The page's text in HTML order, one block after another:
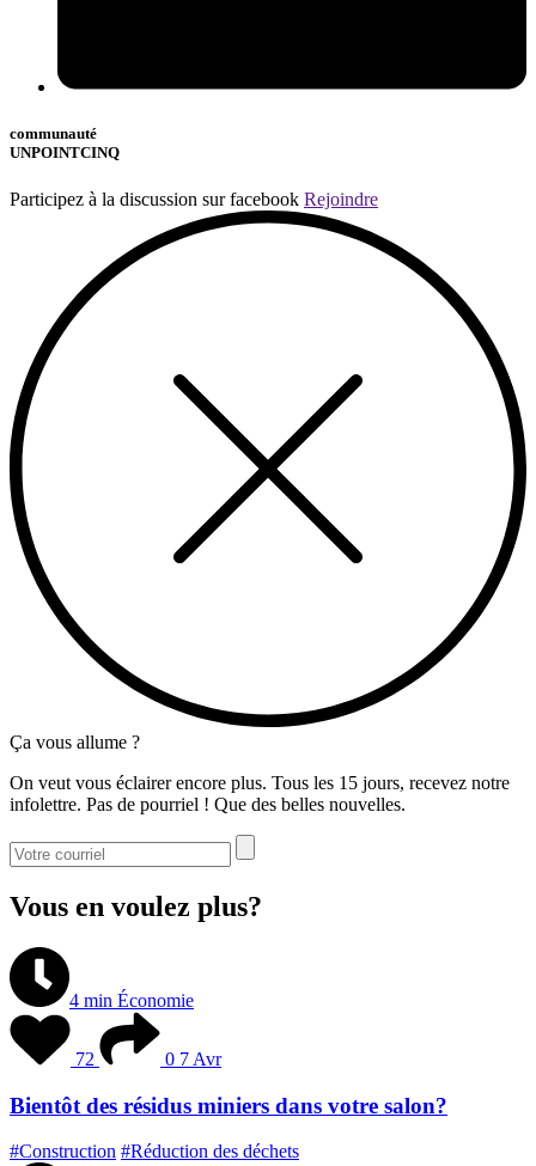
communauté
UNPOINTCINQ
Participez à la discussion sur facebook Rejoindre
Ça vous allume ?
On veut vous éclairer encore plus. Tous les 15 jours, recevez notre
infolettre. Pas de pourriel ! Que des belles nouvelles.
Vous en voulez plus?
4 min Économie
72 0 7 Avr
Bientôt des résidus miniers dans votre salon?
#Construction #Réduction des déchets